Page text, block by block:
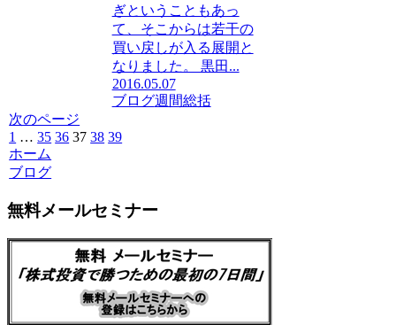
ぎということもあっ
て、そこからは若干の
買い戻しが入る展開と
なりました。 黒田...
2016.05.07
ブログ週間総括
次のページ
前
へ
1 … 35 36 37 38 39次
ホーム
ブログ
無料メールセミナー